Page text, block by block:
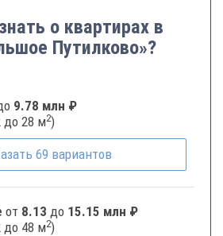
о квартирах в
Путилково»?
9.78 млн ₽
до 28 м2)
69 вариантов
от 8.13 до 15.15 млн ₽
до 48 м2)